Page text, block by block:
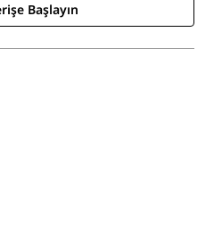
Başlayın